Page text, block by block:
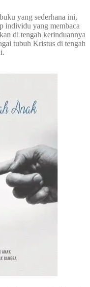
yang sederhana ini,
individu yang membaca
di tengah kerinduannya
tubuh Kristus di tengah